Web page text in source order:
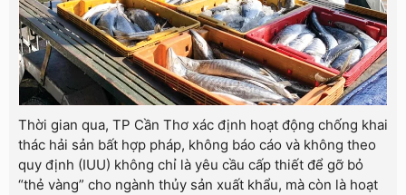
Thời gian qua, TP Cần Thơ xác định hoạt động chống khai
thác hải sản bất hợp pháp, không báo cáo và không theo
quy định (IUU) không chỉ là yêu cầu cấp thiết để gỡ bỏ
“thẻ vàng” cho ngành thủy sản xuất khẩu, mà còn là hoạt